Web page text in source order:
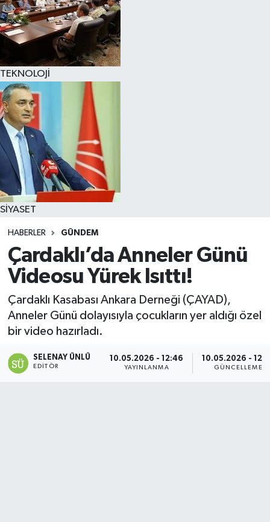
TEKNOLOJİ
SİYASET
HABERLER GÜNDEM
Çardaklı’da Anneler Günü
Videosu Yürek Isıttı!
Çardaklı Kasabası Ankara Derneği (ÇAYAD),
Anneler Günü dolayısıyla çocukların yer aldığı özel
bir video hazırladı.
SELENAY ÜNLÜ
EDITÖR
10.05.2026 - 12:46
YAYINLANMA
10.05.2026 -
GÜNCELLEME